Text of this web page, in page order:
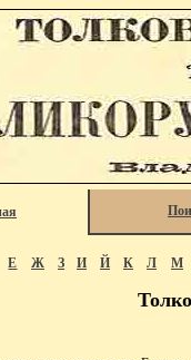
Е Ж З И Й К Л М